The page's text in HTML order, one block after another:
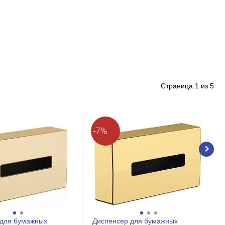
Страница 1 из 5
бумажных
-7%
Диспенcер для бумажных